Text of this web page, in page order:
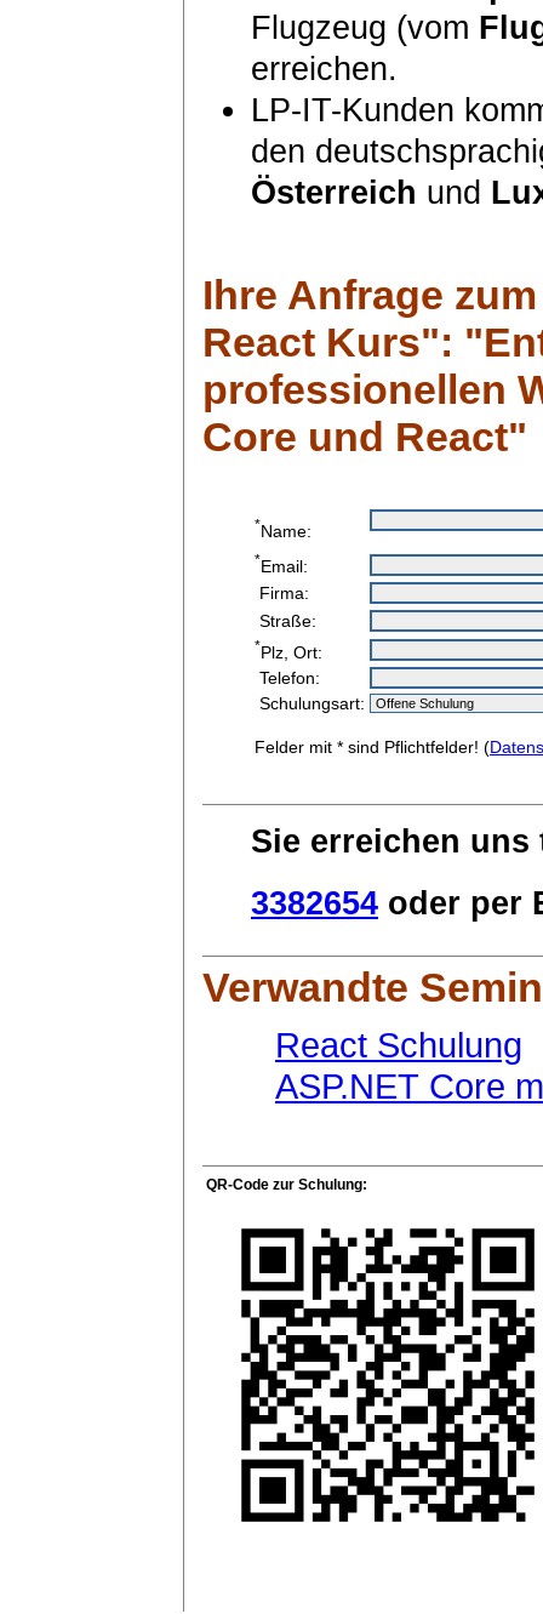
Flugzeug (vom
erreichen.
LP-IT-Kunden
den
Österreich und
Ihre Anfrage
React Kurs":
professionellen
Core und React"
*Name:
*Email:
Firma:
Straße:
*Plz, Ort:
Telefon:
Schulungsart:
Felder mit * sind Pflichtfelder! (
Sie erreichen
3382654 oder per
Verwandte
React Schulung
ASP.NET Core
QR-Code zur Schulung: